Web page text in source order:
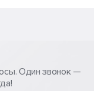
Один звонок —